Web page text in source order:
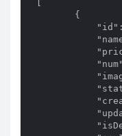
        {